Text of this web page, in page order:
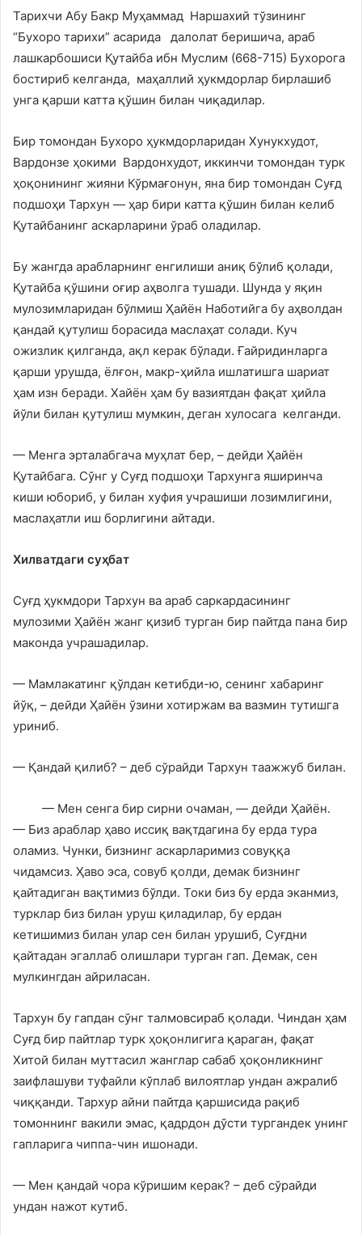
Тарихчи Абу Бакр Муҳаммад Наршахий тўзининг
“Бухоро тарихи” асарида далолат беришича, араб
лашкарбошиси Қутайба ибн Муслим (668-715) Бухорога
бостириб келганда, маҳаллий ҳукмдорлар бирлашиб
унга қарши катта қўшин билан чиқадилар.
Бир томондан Бухоро ҳукмдорларидан Хунукхудот,
Вардонзе ҳокими Вардонхудот, иккинчи томондан турк
ҳоқонининг жияни Кўрмағонун, яна бир томондан Суғд
подшоҳи Тархун — ҳар бири катта қўшин билан келиб
Қутайбанинг аскарларини ўраб оладилар.
Бу жангда арабларнинг енгилиши аниқ бўлиб қолади,
Қутайба қўшини оғир аҳволга тушади. Шунда у яқин
мулозимларидан бўлмиш Ҳайён Наботийга бу аҳволдан
қандай қутулиш борасида маслаҳат солади. Куч
ожизлик қилганда, ақл керак бўлади. Ғайридинларга
қарши урушда, ёлғон, макр-ҳийла ишлатишга шариат
ҳам изн беради. Хайён ҳам бу вазиятдан фақат ҳийла
йўли билан қутулиш мумкин, деган хулосага келганди.
— Менга эрталабгача муҳлат бер, – дейди Ҳайён
Қутайбага. Сўнг у Суғд подшоҳи Тархунга яширинча
киши юбориб, у билан хуфия учрашиши лозимлигини,
маслаҳатли иш борлигини айтади.
Хилватдаги суҳбат
Суғд ҳукмдори Тархун ва араб саркардасининг
мулозими Ҳайён жанг қизиб турган бир пайтда пана бир
маконда учрашадилар.
— Мамлакатинг қўлдан кетибди-ю, сенинг хабаринг
йўқ, – дейди Ҳайён ўзини хотиржам ва вазмин тутишга
уриниб.
— Қандай қилиб? – деб сўрайди Тархун таажжуб билан.
— Мен сенга бир сирни очаман, — дейди Ҳайён.
— Биз араблар ҳаво иссиқ вақтдагина бу ерда тура
оламиз. Чунки, бизнинг аскарларимиз совуққа
чидамсиз. Ҳаво эса, совуб қолди, демак бизнинг
қайтадиган вақтимиз бўлди. Токи биз бу ерда эканмиз,
турклар биз билан уруш қиладилар, бу ердан
кетишимиз билан улар сен билан урушиб, Суғдни
қайтадан эгаллаб олишлари турган гап. Демак, сен
мулкингдан айриласан.
Тархун бу гапдан сўнг талмовсираб қолади. Чиндан ҳам
Суғд бир пайтлар турк ҳоқонлигига қараган, фақат
Хитой билан муттасил жанглар сабаб ҳоқонликнинг
заифлашуви туфайли кўплаб вилоятлар ундан ажралиб
чиққанди. Тархур айни пайтда қаршисида рақиб
томоннинг вакили эмас, қадрдон дўсти тургандек унинг
гапларига чиппа-чин ишонади.
— Мен қандай чора кўришим керак? – деб сўрайди
ундан нажот кутиб.